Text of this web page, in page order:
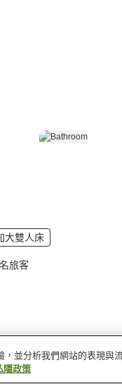
大雙人床
旅客
州
並分析我們網站的表現與
隱政策